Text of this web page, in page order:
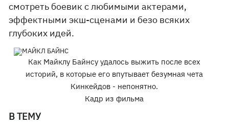
смотреть боевик с любимыми актерами,
эффектными экш-сценами и безо всяких
глубоких идей.
Как Майклу Байнсу удалось выжить после всех
историй, в которые его впутывает безумная чета
Кинкейдов - непонятно.
Кадр из фильма
В ТЕМУ